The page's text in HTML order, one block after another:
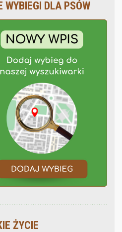
WYBIEGI DLA PSÓW
ŻYCIE